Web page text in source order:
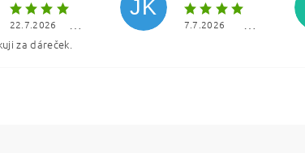
22.7.2026
za dáreček.
JK
7.7.2026